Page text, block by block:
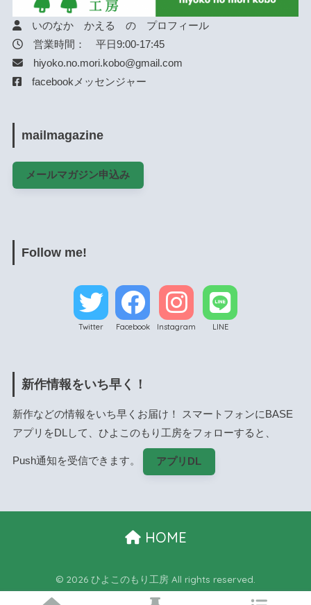
いのなか かえる の プロフィール
営業時間： 平日9:00-17:45
hiyoko.no.mori.kobo@gmail.com
facebookメッセンジャー
mailmagazine
メールマガジン申込み
Follow me!
Twitter Facebook Instagram LINE
新作情報をいち早く！
新作などの情報をいち早くお届け！ スマートフォンにBASE
アプリをDLして、ひよこのもり工房をフォローすると、
Push通知を受信できます。 アプリDL
HOME
© 2026 ひよこのもり工房 All rights reserved.